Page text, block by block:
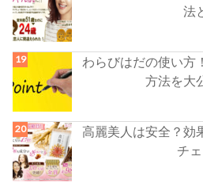
法
わらびはだの使い方
方法を大
高麗美人は安全？効
チ